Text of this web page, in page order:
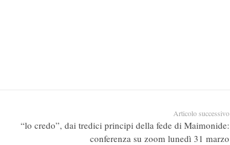
Articolo successivo
“lo credo”, dai tredici principi della fede di Maimonide:
conferenza su zoom lunedì 31 marzo